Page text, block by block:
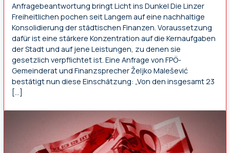
Anfragebeantwortung bringt Licht ins Dunkel Die Linzer
Freiheitlichen pochen seit Langem auf eine nachhaltige
Konsolidierung der städtischen Finanzen. Voraussetzung
dafür ist eine stärkere Konzentration auf die Kernaufgaben
der Stadt und auf jene Leistungen, zu denen sie
gesetzlich verpflichtet ist. Eine Anfrage von FPÖ-
Gemeinderat und Finanzsprecher Željko Malešević
bestätigt nun diese Einschätzung: „Von den insgesamt 23
[…]